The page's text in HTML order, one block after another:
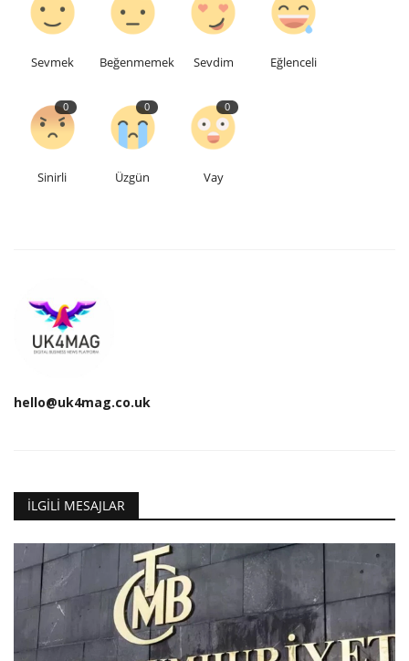
Sevmek Beğenmemek Sevdim Eğlenceli
0
Sinirli
0
Üzgün
0
Vay
hello@uk4mag.co.uk
İLGILI MESAJLAR